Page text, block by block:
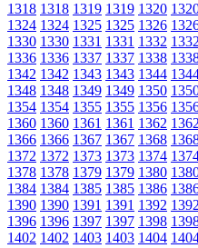
1318 1318 1319 1319 1320
1324 1324 1325 1325 1326
1330 1330 1331 1331 1332
1336 1336 1337 1337 1338
1342 1342 1343 1343 1344
1348 1348 1349 1349 1350
1354 1354 1355 1355 1356
1360 1360 1361 1361 1362
1366 1366 1367 1367 1368
1372 1372 1373 1373 1374
1378 1378 1379 1379 1380
1384 1384 1385 1385 1386
1390 1390 1391 1391 1392
1396 1396 1397 1397 1398
1402 1402 1403 1403 1404